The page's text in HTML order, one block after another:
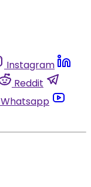
Instagram
Reddit
Whatsapp